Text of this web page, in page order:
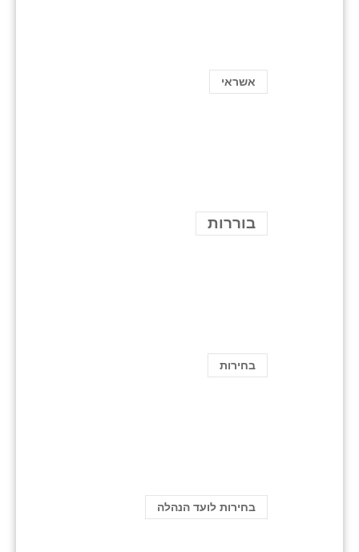
אשראי
בוררות
בחירות
בחירות לועד הנהלה